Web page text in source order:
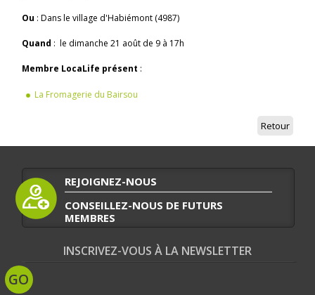
Ou : Dans le village d'Habiémont (4987)
Quand : le dimanche 21 août de 9 à 17h
Membre LocaLife présent :
La Fromagerie du Bairsou
Retour
REJOIGNEZ-NOUS
CONSEILLEZ-NOUS DE FUTURS
MEMBRES
INSCRIVEZ-VOUS À LA NEWSLETTER